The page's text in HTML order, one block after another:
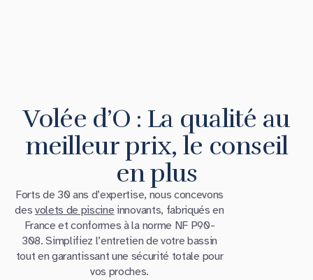
Volée d’O : La qualité au
meilleur prix, le conseil
en plus
Forts de 30 ans d’expertise, nous concevons
des volets de piscine innovants, fabriqués en
France et conformes à la norme NF P90-
308. Simplifiez l’entretien de votre bassin
tout en garantissant une sécurité totale pour
vos proches.